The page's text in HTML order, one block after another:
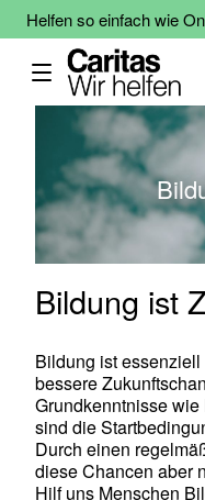
Helfen so einfach wie
Bildung ist
Bildung ist
bessere
Grundkenntnisse
sind die
Durch einen
diese Chancen aber
Hilf uns Menschen